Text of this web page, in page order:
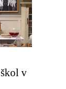
v